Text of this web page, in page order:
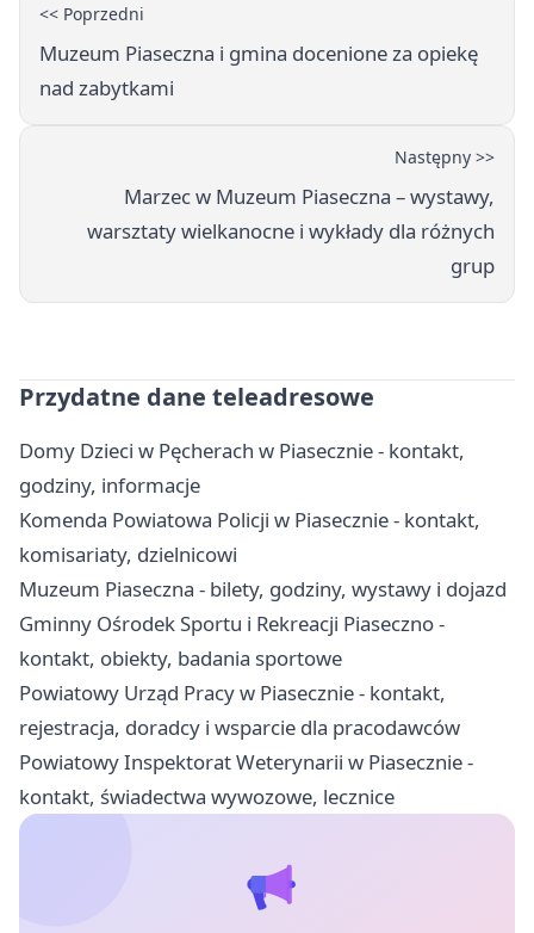
<< Poprzedni
Muzeum Piaseczna i gmina docenione za opiekę
nad zabytkami
Następny >>
Marzec w Muzeum Piaseczna – wystawy,
warsztaty wielkanocne i wykłady dla różnych
grup
Przydatne dane teleadresowe
Domy Dzieci w Pęcherach w Piasecznie - kontakt,
godziny, informacje
Komenda Powiatowa Policji w Piasecznie - kontakt,
komisariaty, dzielnicowi
Muzeum Piaseczna - bilety, godziny, wystawy i dojazd
Gminny Ośrodek Sportu i Rekreacji Piaseczno -
kontakt, obiekty, badania sportowe
Powiatowy Urząd Pracy w Piasecznie - kontakt,
rejestracja, doradcy i wsparcie dla pracodawców
Powiatowy Inspektorat Weterynarii w Piasecznie -
kontakt, świadectwa wywozowe, lecznice